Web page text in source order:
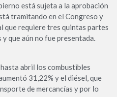
está sujeta a la aprobación
tramitando en el Congreso y
que requiere tres quintas partes
que aún no fue presentada.
abril los combustibles
31,22% y el diésel, que
de mercancías y por lo